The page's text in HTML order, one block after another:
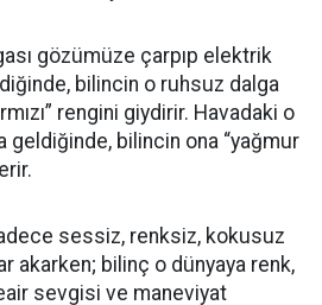
gözümüze çarpıp elektrik
bilincin o ruhsuz dalga
rengini giydirir. Havadaki o
geldiğinde, bilincin ona “yağmur
sessiz, renksiz, kokusuz
akarken; bilinç o dünyaya renk,
sevgisi ve maneviyat